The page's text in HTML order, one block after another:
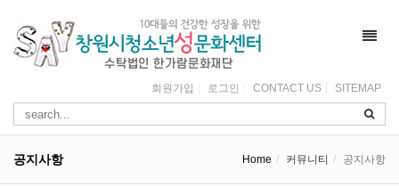
회원가입 로그인 CONTACT US SITEMAP
공지사항 Home 커뮤니티 공지사항